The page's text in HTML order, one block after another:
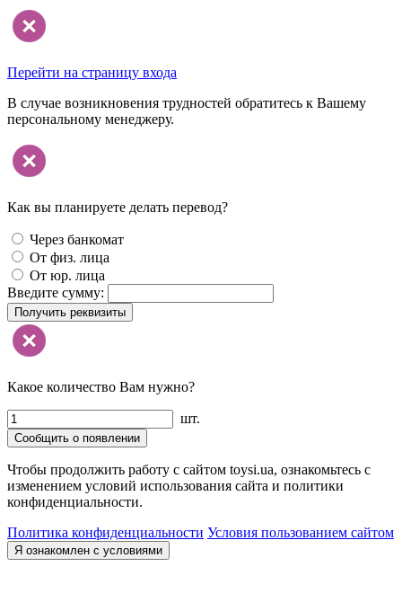
Перейти на страницу входа
В случае возникновения трудностей обратитесь к Вашему
персональному менеджеру.
Как вы планируете делать перевод?
Через банкомат
От физ. лица
От юр. лица
Введите сумму:
Получить реквизиты
Какое количество Вам нужно?
шт.
Сообщить о появлении
Чтобы продолжить работу с сайтом toysi.ua, ознакомьтесь с
изменением условий использования сайта и политики
конфиденциальности.
Политика конфиденциальности Условия пользованием сайтом
Я ознакомлен с условиями